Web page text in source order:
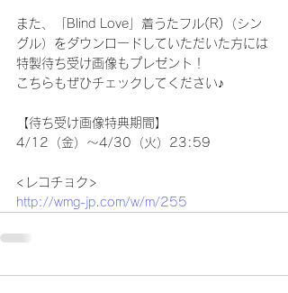
また、「Blind Love」着うたフル(R)（シン
グル）をダウンロードしていただいた方には
特製待ち受け画像もプレゼント！
こちらもぜひチェックしてください♪
【待ち受け画像特典期間】
4/12（金）～4/30（火）23:59
<レコチョク>
http://wmg-jp.com/w/m/255